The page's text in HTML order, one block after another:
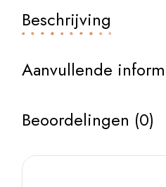
Beschrijving
Aanvullende
Beoordelingen (0)